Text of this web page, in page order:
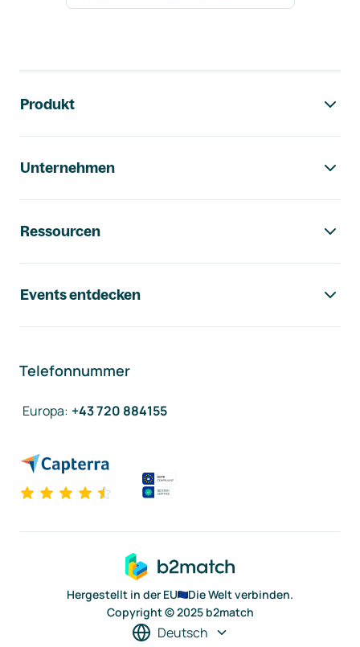
Produkt
Unternehmen
Ressourcen
Events entdecken
Telefonnummer
Europa: +43 720 884155
Hergestellt in der EU
Die Welt verbinden.
Copyright © 2025 b2match
Deutsch